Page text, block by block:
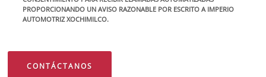
PROPORCIONANDO UN AVISO RAZONABLE POR ESCRITO A IMPERIO
AUTOMOTRIZ XOCHIMILCO.